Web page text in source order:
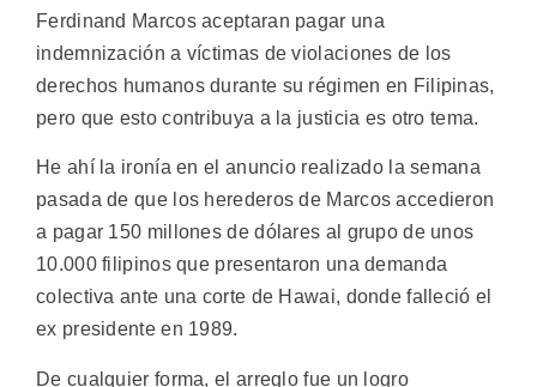
Ferdinand Marcos aceptaran pagar una
indemnización a víctimas de violaciones de los
derechos humanos durante su régimen en Filipinas,
pero que esto contribuya a la justicia es otro tema.
He ahí la ironía en el anuncio realizado la semana
pasada de que los herederos de Marcos accedieron
a pagar 150 millones de dólares al grupo de unos
10.000 filipinos que presentaron una demanda
colectiva ante una corte de Hawai, donde falleció el
ex presidente en 1989.
De cualquier forma, el arreglo fue un logro